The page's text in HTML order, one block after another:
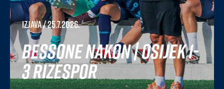
Izjava/ 25.7.2026.
Bessone nakon | Osijek 1-
3 Rizespor